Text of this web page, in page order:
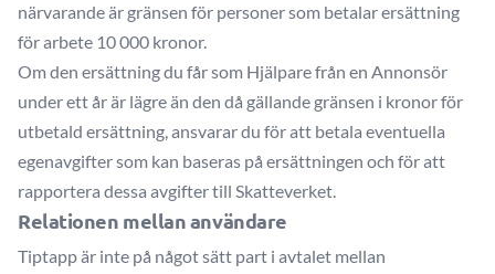
närvarande är gränsen för personer som betalar ersättning
för arbete 10 000 kronor.
Om den ersättning du får som Hjälpare från en Annonsör
under ett år är lägre än den då gällande gränsen i kronor för
utbetald ersättning, ansvarar du för att betala eventuella
egenavgifter som kan baseras på ersättningen och för att
rapportera dessa avgifter till Skatteverket.
Relationen mellan användare
Tiptapp är inte på något sätt part i avtalet mellan